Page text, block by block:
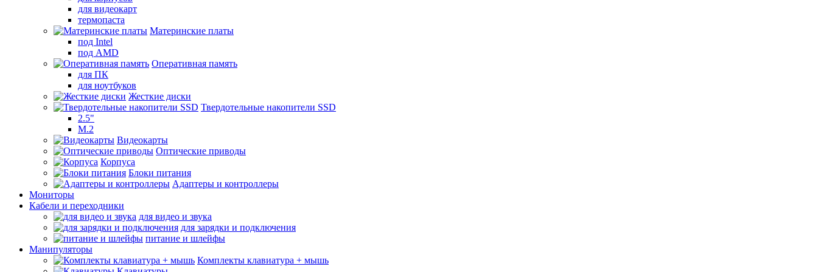
для видеокарт
термопаста
Материнские платы
под Intel
под AMD
Оперативная память
для ПК
для ноутбуков
Жесткие диски
Твердотельные накопители SSD
2.5"
M.2
Видеокарты
Оптические приводы
Корпуса
Блоки питания
Адаптеры и контроллеры
Мониторы
Кабели и переходники
для видео и звука
для зарядки и подключения
питание и шлейфы
Манипуляторы
Комплекты клавиатура + мышь